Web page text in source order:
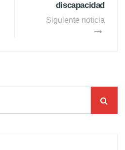
discapacidad
Siguiente noticia